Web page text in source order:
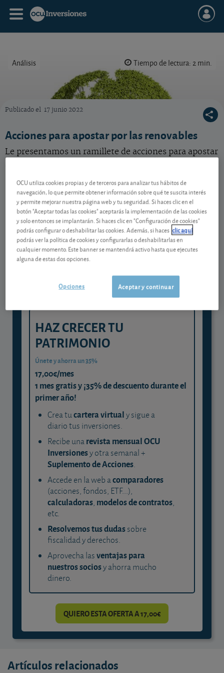
Análisis Tiempo de lectura: 2 min.
Publicado el 17 junio 2022
Acciones para apostar por las renovables
Le presentamos un ramillete de acciones para apostar
Contenido reservado a SOCIOS
Gestiona tu dinero con visión
experta
y consigue que cada euro trabaje
HAZ CRECER TU
PATRIMONIO
Únete y ahorra un 35%
17,00€/mes
1 mes gratis y ¡35% de descuento durante el
primer año!
Crea tucartera virtualy sigue a
diario tus inversiones.
Recibe unarevista mensual OCU
Inversionesy otra semanal +
Suplemento de Acciones.
Accede en la web acomparadores
(acciones, fondos, ETF...),
calculadoras, modelos de contratos,
etc.
Resolvemos tus dudassobre
fiscalidad y derechos.
Aprovecha lasventajas para
nuestros sociosy ahorra mucho
dinero.
QUIERO ESTA OFERTA A 17,00€
Artículos relacionados
OCU utiliza cookies propias y de terceros para analizar tus hábitos de
navegación, lo que permite obtener información sobre qué te suscita interés
y permite mejorar nuestra página web y tu seguridad. Si haces clic en el
botón "Aceptar todas las cookies" aceptarás la implementación de las cookies
y solo entonces se implantarán. Si haces clic en "Configuración de cookies"
podrás configurar o deshabilitar las cookies. Además, si haces clic aquí
podrás ver la política de cookies y configurarlas o deshabilitarlas en
cualquier momento. Este banner se mantendrá activo hasta que ejecutes
alguna de estas dos opciones.
Aceptar y continuar
Opciones